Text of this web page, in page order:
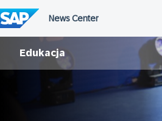
do
treści
Edukacja